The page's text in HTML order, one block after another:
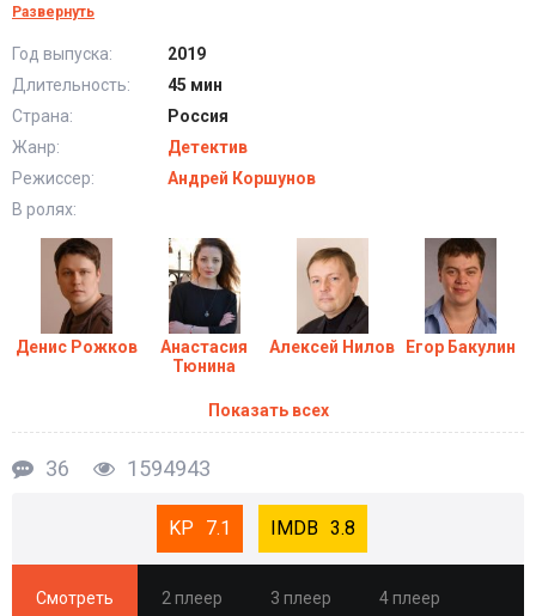
владеет почти всеми успешными коммерческими заведениями
преступления Ваня не боится, поскольку все неурядицы с
правоохранительными органами он решает через
коррумпированного участкового Тельцова.
Красивая, сильная, самодостаточная, феминистическая и
принципиальная Гордеева не собирается равнодушно
смотреть, как Воронов творит свои тёмные делишки. Впрочем,
её вообще все преступники сильно раздражают, и она
намерена вести с ними непримиримую борьбу. Человеком, на
которого Арина может положиться в своей борьбе внезапно
оказался Дмитрий, который хоть и не намерен возвращаться в
правоохранительные органы, но всё равно хочет как-то убрать
завязать романтические отношения с Ариной...
Развернуть
Год выпуска:
2019
Длительность:
45 мин
Страна:
Россия
Жанр:
Детектив
Режиссер:
Андрей Коршунов
В ролях:
Денис Рожков
Анастасия
Тюнина
Алексей Нилов Егор Бакулин
Показать всех
36 1594943
7.1 3.8
Смотреть 2 плеер 3 плеер 4 плеер